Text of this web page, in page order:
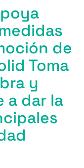
de
Toma
y
a dar la